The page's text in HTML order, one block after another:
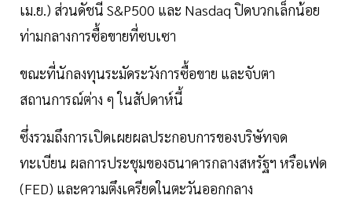
เม.ย.) ส่วนดัชนี S&P500 และ Nasdaq ปิดบวกเล็กน้อย
ท่ามกลางการซื้อขายที่ซบเซา
ขณะที่นักลงทุนระมัดระวังการซื้อขาย และจับตา
สถานการณ์ต่าง ๆ ในสัปดาห์นี้
ซึ่งรวมถึงการเปิดเผยผลประกอบการของบริษัทจด
ทะเบียน ผลการประชุมของธนาคารกลางสหรัฐฯ หรือเฟด
(FED) และความตึงเครียดในตะวันออกกลาง